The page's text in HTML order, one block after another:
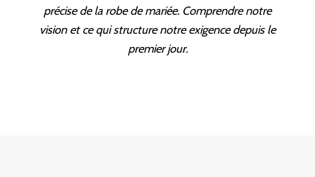
précise de la robe de mariée. Comprendre notre
vision et ce qui structure notre exigence depuis le
premier jour.